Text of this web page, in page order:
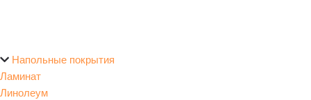
Напольные покрытия
Ламинат
Линолеум